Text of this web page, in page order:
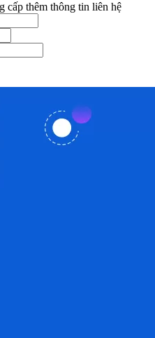
cấp thêm thông tin liên hệ